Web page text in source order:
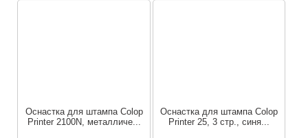
Оснастка для штампа Colop
Printer 2100N, металличе...
Оснастка для штампа Colop
Printer 25, 3 стр., синя...